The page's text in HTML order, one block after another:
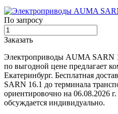
По запросу
Заказать
Электроприводы AUMA SARN
по выгодной цене предлагает
Екатеринбург. Бесплатная
SARN 16.1 до терминала
ориентировочно на 06.08.2026
обсуждается индивидуально.